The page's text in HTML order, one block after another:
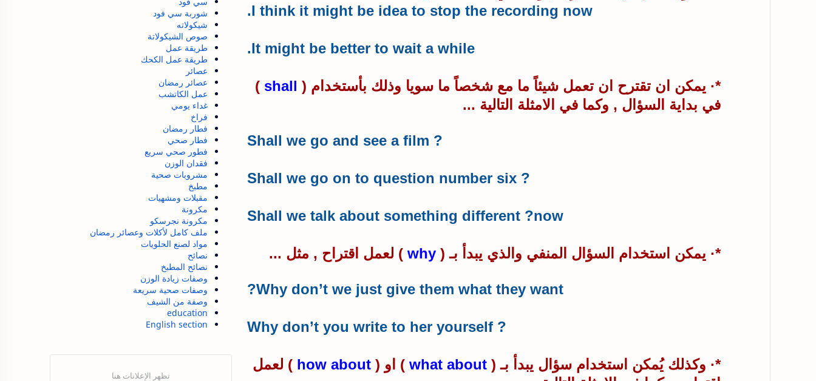
I think it might be idea to stop the recording now.
It might be better to wait a while.
*· يمكن ان تقترح ان تعمل شيئاً ما مع شخصاً ما سويا وذلك بأستخدام ( shall
)
في بداية السؤال , وكما في الامثلة التالية ...
?
?
Shall we talk about something different ?now
*· يمكن استخدام السؤال المنفي والذي يبدأ بـ ( why ) لعمل اقتراح , مثل ...
Why don’t we just give them what they want?
?
*· وكذلك يُمكن استخدام سؤال يبدأ بـ ( what about ) او ( how about ) لعمل
شوربة سي فود
شيكولاته
صوص الشيكولاتة
طريقة عمل
طريقة عمل الكحك
عصائر
عصائر رمضان
عمل الكاتشب
غداء يومي
فراخ
فطار رمضان
فطار صحي
فطور صحي سريع
فقدان الوزن
مشروبات صحية
مطبخ
مقبلات ومشهيات
مكرونة
مكرونة نجرسكو
ملف كامل لأكلات وعصائر رمضان
مواد لصنع الحلويات
نصائح
نصائح المطبخ
وصفات زيادة الوزن
وصفات صحية سريعة
وصفة من الشيف
education
English section